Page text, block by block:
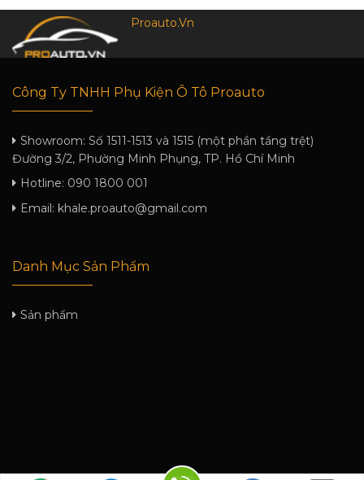
Proauto.Vn
Công Ty TNHH Phụ Kiện Ô Tô Proauto
Showroom: Số 1511-1513 và 1515 (một phần tầng trệt)
Đường 3/2, Phường Minh Phụng, TP. Hồ Chí Minh
Hotline: 090 1800 001
Email: khale.proauto@gmail.com
Danh Mục Sản Phẩm
Sản phẩm